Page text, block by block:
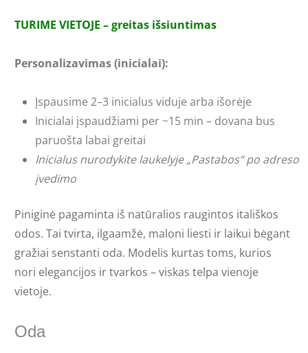
TURIME VIETOJE – greitas išsiuntimas
Personalizavimas (inicialai):
Įspausime 2–3 inicialus viduje arba išorėje
Inicialai įspaudžiami per ~15 min – dovana bus
paruošta labai greitai
Inicialus nurodykite laukelyje „Pastabos“ po adreso
įvedimo
Piniginė pagaminta iš natūralios raugintos itališkos
odos. Tai tvirta, ilgaamžė, maloni liesti ir laikui bėgant
gražiai senstanti oda. Modelis kurtas toms, kurios
nori elegancijos ir tvarkos – viskas telpa vienoje
vietoje.
Oda